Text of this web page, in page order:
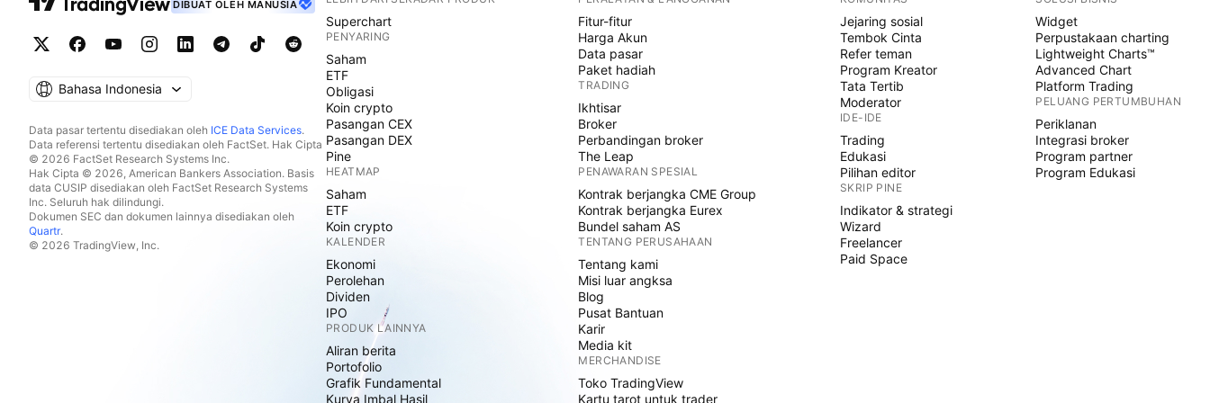
DIBUAT OLEH MANUSIA
Bahasa Indonesia
Data pasar tertentu disediakan oleh ICE Data Services.
Data referensi tertentu disediakan oleh FactSet. Hak Cipta
© 2026 FactSet Research Systems Inc.
Hak Cipta © 2026, American Bankers Association. Basis
data CUSIP disediakan oleh FactSet Research Systems
Inc. Seluruh hak dilindungi.
Dokumen SEC dan dokumen lainnya disediakan oleh
Quartr.
© 2026 TradingView, Inc.
Superchart
PENYARING
Saham
ETF
Obligasi
Koin crypto
Pasangan CEX
Pasangan DEX
Pine
HEATMAP
Saham
ETF
Koin crypto
KALENDER
Ekonomi
Perolehan
Dividen
IPO
PRODUK LAINNYA
Aliran berita
Portofolio
Grafik Fundamental
Kurva Imbal Hasil
Fitur-fitur
Harga Akun
Data pasar
Paket hadiah
TRADING
Ikhtisar
Broker
Perbandingan broker
The Leap
PENAWARAN SPESIAL
Kontrak berjangka CME Group
Kontrak berjangka Eurex
Bundel saham AS
TENTANG PERUSAHAAN
Tentang kami
Misi luar angksa
Blog
Pusat Bantuan
Karir
Media kit
MERCHANDISE
Toko TradingView
Kartu tarot untuk trader
Jejaring sosial
Tembok Cinta
Refer teman
Program Kreator
Tata Tertib
Moderator
IDE-IDE
Trading
Edukasi
Pilihan editor
SKRIP PINE
Indikator & strategi
Wizard
Freelancer
Paid Space
Widget
Perpustakaan charting
Lightweight Charts™
Advanced Chart
Platform Trading
PELUANG PERTUMBUHAN
Periklanan
Integrasi broker
Program partner
Program Edukasi